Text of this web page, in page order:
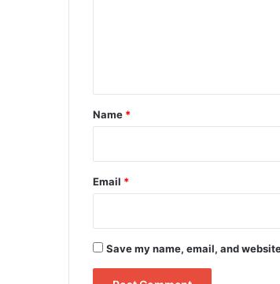
*
Name *
Email *
Save my name, email, and